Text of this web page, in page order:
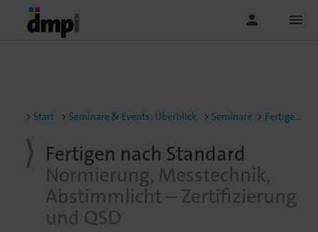
person menu
Start Seminare & Events: Überblick Seminare Fertigen nach Standard : Normierung, Messtechnik, Abstimmlicht – Zertifizierung und QSD
Fertigen nach Standard
Normierung, Messtechnik,
Abstimmlicht – Zertifizierung
und QSD